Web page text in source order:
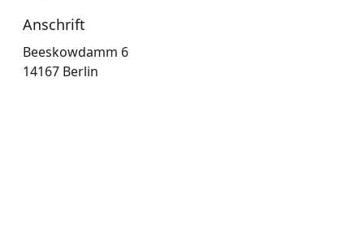
Reinigung von Gast- und Kantinenräumen:
Ambiente, in dem sich Ihre Gäste wohlfühlen.
Werterhalt Ihrer Ausstattung:
Anschrift
Beeskowdamm 6
14167 Berlin